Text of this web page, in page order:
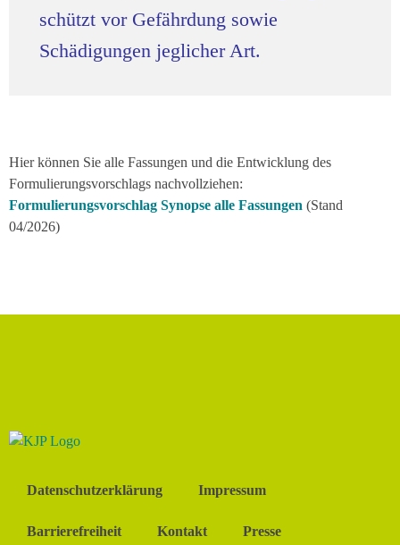
schützt vor Gefährdung sowie
Schädigungen jeglicher Art.
Hier können Sie alle Fassungen und die Entwicklung des
Formulierungsvorschlags nachvollziehen:
Formulierungsvorschlag Synopse alle Fassungen (Stand
04/2026)
Datenschutzerklärung Impressum
Barrierefreiheit Kontakt Presse